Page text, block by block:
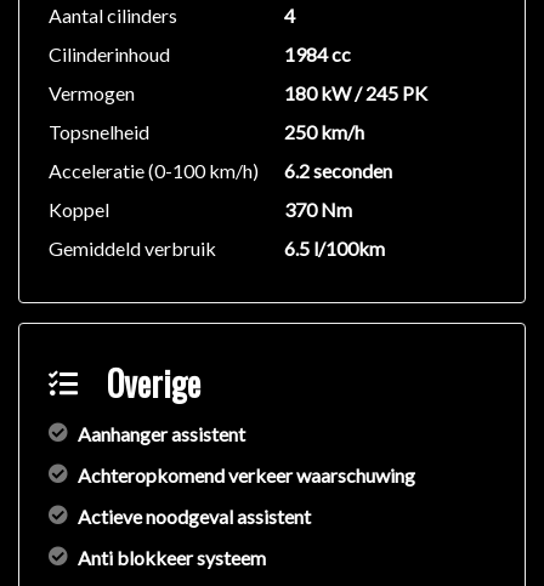
informatie in deze advertentie correct weer te geven.
Er kunnen echter geen rechten worden ontleend aan
de verstrekte informatie in de advertentie. Vertrouw
niet alleen op deze informatie maar controleer altijd
zelf de zaken welke voor jou belangrijk zijn en je
beslissing zouden kunnen beïnvloeden. Neem contact
op met de verkoper voor aanvullende vragen.
Aantal cilinders
4
Cilinderinhoud
1984 cc
Vermogen
180 kW / 245 PK
Topsnelheid
250 km/h
Acceleratie (0-100 km/h)
6.2 seconden
Koppel
370 Nm
Gemiddeld verbruik
6.5 l/100km
Overige
Aanhanger assistent
Achteropkomend verkeer waarschuwing
Actieve noodgeval assistent
Anti blokkeer systeem